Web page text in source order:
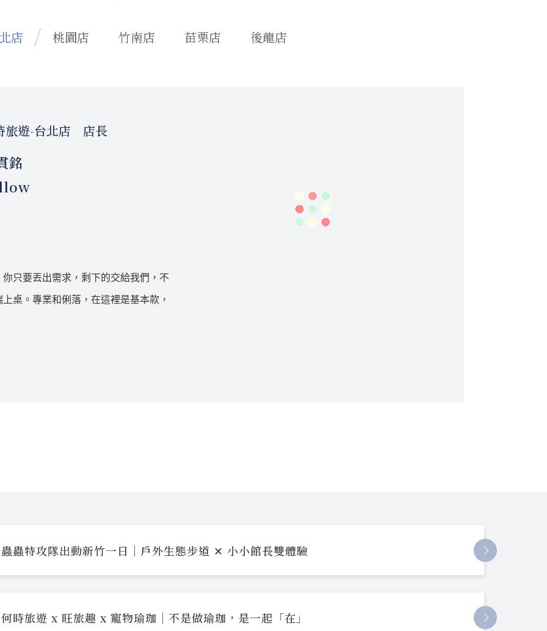
店 桃園店 竹南店 苗栗店 後龍店
旅遊-台北店 店長
銘
只要丟出需求，剩下的交給我們，不
桌。專業和俐落，在這裡是基本款，
蟲特攻隊出動新竹一日｜戶外生態步道 ✕ 小小館長雙體驗
時旅遊 x 旺旅趣 x 寵物瑜珈｜不是做瑜珈，是一起「在」